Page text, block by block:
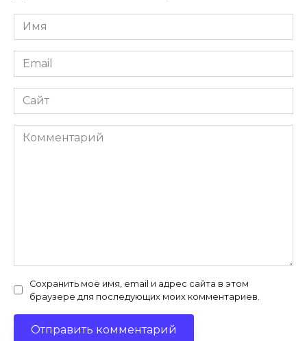
Имя
*
Email
*
Сайт
Комментарий
Сохранить моё имя, email и адрес сайта в этом
браузере для последующих моих комментариев.